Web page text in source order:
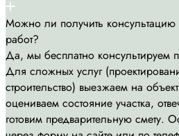
Можно ли получить консультацию
работ?
Да, мы бесплатно консультируем
Для сложных услуг
строительство) выезжаем на
оцениваем состояние участка,
готовим предварительную смету.